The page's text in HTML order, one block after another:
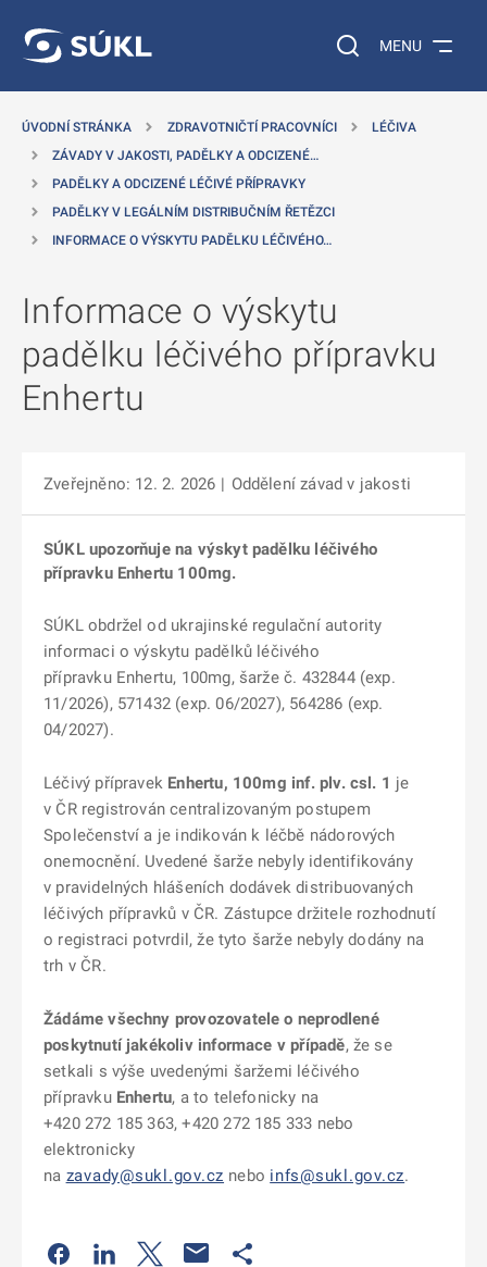
Vyhledávání na
MENU
ÚVODNÍ STRÁNKA ZDRAVOTNIČTÍ PRACOVNÍCI
LÉČIVA
ZÁVADY V JAKOSTI, PADĚLKY A ODCIZENÉ…
PADĚLKY A ODCIZENÉ LÉČIVÉ PŘÍPRAVKY
PADĚLKY V LEGÁLNÍM DISTRIBUČNÍM ŘETĚZCI
INFORMACE O VÝSKYTU PADĚLKU LÉČIVÉHO…
Informace o výskytu
padělku léčivého přípravku
Enhertu
Zveřejněno: 12. 2. 2026 | Oddělení závad v jakosti
SÚKL upozorňuje na výskyt padělku léčivého
přípravku Enhertu 100mg.
SÚKL obdržel od ukrajinské regulační autority
informaci o výskytu padělků léčivého
přípravku Enhertu, 100mg, šarže č. 432844 (exp.
11/2026), 571432 (exp. 06/2027), 564286 (exp.
04/2027).
Léčivý přípravek Enhertu, 100mg inf. plv. csl. 1 je
v ČR registrován centralizovaným postupem
Společenství a je indikován k léčbě nádorových
onemocnění. Uvedené šarže nebyly identifikovány
v pravidelných hlášeních dodávek distribuovaných
léčivých přípravků v ČR. Zástupce držitele rozhodnutí
o registraci potvrdil, že tyto šarže nebyly dodány na
trh v ČR.
Žádáme všechny provozovatele o neprodlené
poskytnutí jakékoliv informace v případě, že se
setkali s výše uvedenými šaržemi léčivého
přípravku Enhertu, a to telefonicky na
+420 272 185 363, +420 272 185 333 nebo
elektronicky
na zavady@sukl.gov.cz nebo infs@sukl.gov.cz.
Odkaz se otevře na nové kartě
Odkaz se otevře na nové kartě
Odkaz se otevře na nové kartě